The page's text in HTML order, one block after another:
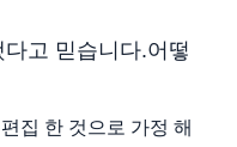
고 믿습니다.어떻
집 한 것으로 가정 해